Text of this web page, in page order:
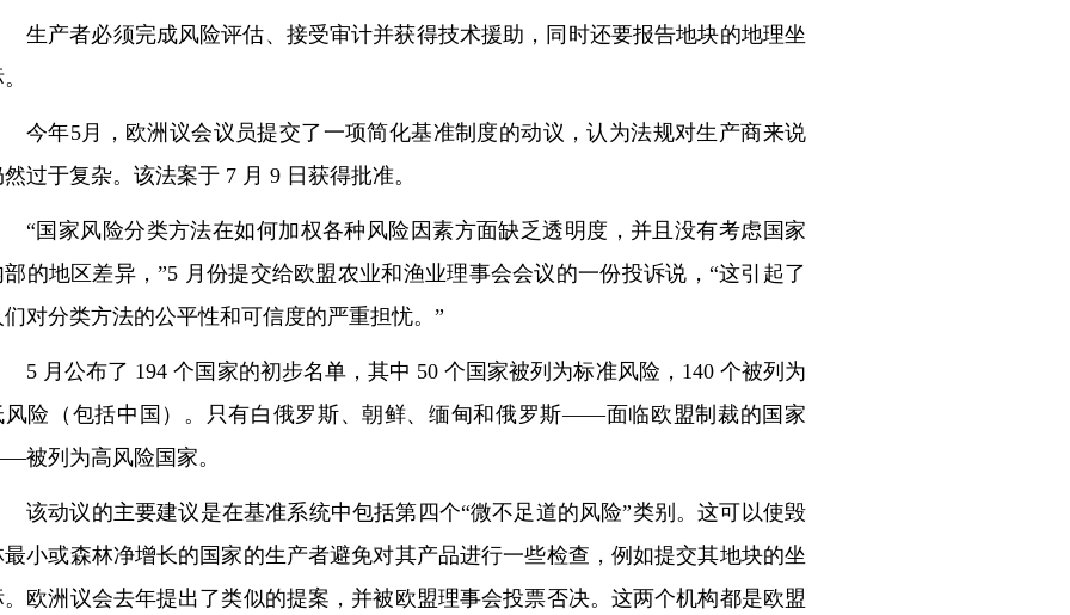
生产者必须完成风险评估、接受审计并获得技术援助，同时还要报告地块的地理坐
今年5月，欧洲议会议员提交了一项简化基准制度的动议，认为法规对生产商来说
过于复杂。该法案于 7 月 9 日获得批准。
“国家风险分类方法在如何加权各种风险因素方面缺乏透明度，并且没有考虑国家
部的地区差异，”5 月份提交给欧盟农业和渔业理事会会议的一份投诉说，“这引起了
们对分类方法的公平性和可信度的严重担忧。”
5 月公布了 194 个国家的初步名单，其中 50 个国家被列为标准风险，140 个被列为
风险（包括中国）。只有白俄罗斯、朝鲜、缅甸和俄罗斯——面临欧盟制裁的国家
被列为高风险国家。
该动议的主要建议是在基准系统中包括第四个“微不足道的风险”类别。这可以使毁
最小或森林净增长的国家的生产者避免对其产品进行一些检查，例如提交其地块的坐
。欧洲议会去年提出了类似的提案，并被欧盟理事会投票否决。这两个机构都是欧盟